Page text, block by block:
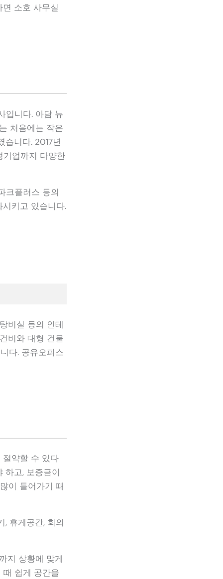
소호 사무실
입니다. 아담 뉴
처음에는 작은
습니다. 2017년
기업까지 다양한
크플러스 등의
키고 있습니다.
비실 등의 인테
비와 대형 건물
다. 공유오피스
약할 수 있다
하고, 보증금이
이 들어가기 때
, 휴게공간, 회의
지 상황에 맞게
때 쉽게 공간을